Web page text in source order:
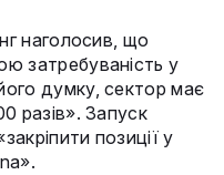
наголосив, що
затребуваність у
думку, сектор має
разів». Запуск
позиції у